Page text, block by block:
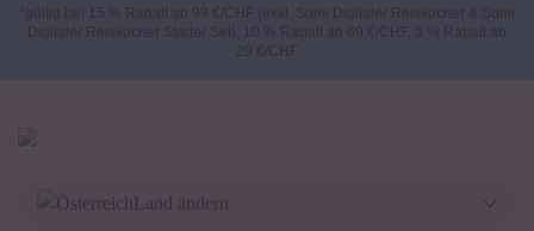
*gültig bei 15 % Rabatt ab 99 €/CHF (exkl. Sumi Digitaler Reiskocher & Sumi
Digitaler Reiskocher Starter Set), 10 % Rabatt ab 69 €/CHF, 5 % Rabatt ab
29 €/CHF
Land ändern